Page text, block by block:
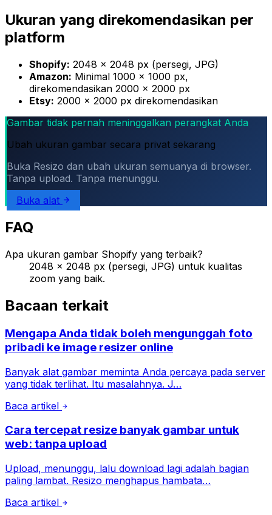
Ukuran yang direkomendasikan per
platform
Shopify: 2048 × 2048 px (persegi, JPG)
Amazon: Minimal 1000 × 1000 px,
direkomendasikan 2000 × 2000 px
Etsy: 2000 × 2000 px direkomendasikan
Gambar tidak pernah meninggalkan perangkat Anda
Ubah ukuran gambar secara privat sekarang
Buka Resizo dan ubah ukuran semuanya di browser.
Tanpa upload. Tanpa menunggu.
Buka alat
FAQ
Apa ukuran gambar Shopify yang terbaik?
2048 × 2048 px (persegi, JPG) untuk kualitas
zoom yang baik.
Bacaan terkait
Mengapa Anda tidak boleh mengunggah foto
pribadi ke image resizer online
Banyak alat gambar meminta Anda percaya pada server
yang tidak terlihat. Itu masalahnya. J…
Baca artikel
Cara tercepat resize banyak gambar untuk
web: tanpa upload
Upload, menunggu, lalu download lagi adalah bagian
paling lambat. Resizo menghapus hambata…
Baca artikel